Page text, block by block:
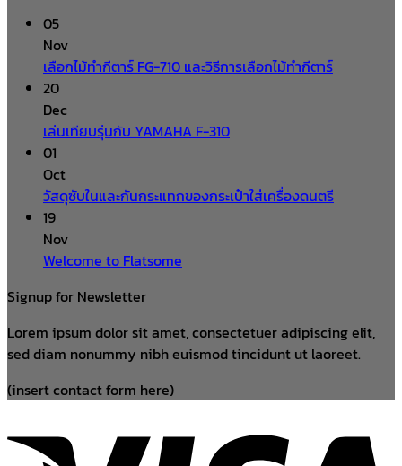
05
Nov
เลือกไม้ทำกีตาร์ FG-710 และวิธีการเลือกไม้ทำกีตาร์
20
Dec
เล่นเทียบรุ่นกับ YAMAHA F-310
01
Oct
วัสดุซับในและกันกระแทกของกระเป๋าใส่เครื่องดนตรี
19
Nov
Welcome to Flatsome
Signup for Newsletter
Lorem ipsum dolor sit amet, consectetuer adipiscing elit,
sed diam nonummy nibh euismod tincidunt ut laoreet.
(insert contact form here)